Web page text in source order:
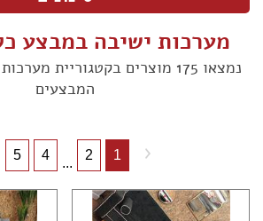
(35)
(25)
(6)
(18)
מערכות ישיבה במבצע
נמצאו 175 מוצרים בקטגוריית
המבצעים
1
2
...
4
5
התאמה לכבדי ראיה
תצוגה רגילה
Aא